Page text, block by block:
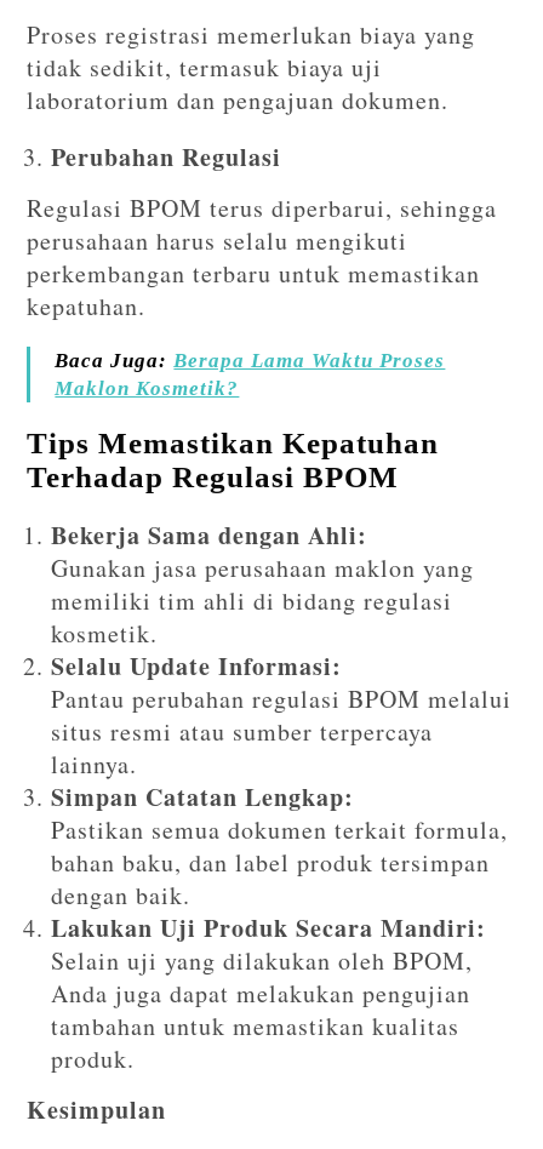
Proses registrasi memerlukan biaya yang
tidak sedikit, termasuk biaya uji
laboratorium dan pengajuan dokumen.
Perubahan Regulasi
Regulasi BPOM terus diperbarui, sehingga
perusahaan harus selalu mengikuti
perkembangan terbaru untuk memastikan
kepatuhan.
Baca Juga:Berapa Lama Waktu Proses
Maklon Kosmetik?
Tips Memastikan Kepatuhan
Terhadap Regulasi BPOM
Bekerja Sama dengan Ahli:
Gunakan jasa perusahaan maklon yang
memiliki tim ahli di bidang regulasi
kosmetik.
Selalu Update Informasi:
Pantau perubahan regulasi BPOM melalui
situs resmi atau sumber terpercaya
lainnya.
Simpan Catatan Lengkap:
Pastikan semua dokumen terkait formula,
bahan baku, dan label produk tersimpan
dengan baik.
Lakukan Uji Produk Secara Mandiri:
Selain uji yang dilakukan oleh BPOM,
Anda juga dapat melakukan pengujian
tambahan untuk memastikan kualitas
produk.
Kesimpulan